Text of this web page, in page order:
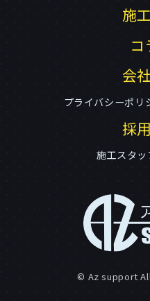
施
コ
会
プライバシーポリ
採
施工スタッ
© Az support